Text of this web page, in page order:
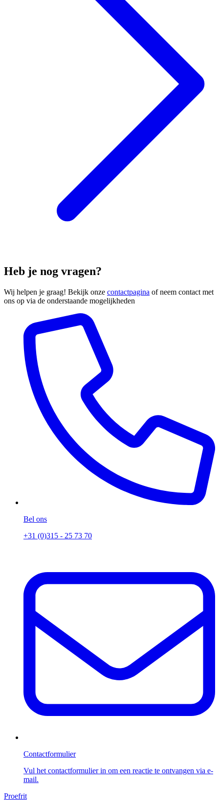
Heb je nog vragen?
Wij helpen je graag! Bekijk onze contactpagina of neem contact met
ons op via de onderstaande mogelijkheden
Bel ons
+31 (0)315 - 25 73 70
Contactformulier
Vul het contactformulier in om een reactie te ontvangen via e-
mail.
Proefrit